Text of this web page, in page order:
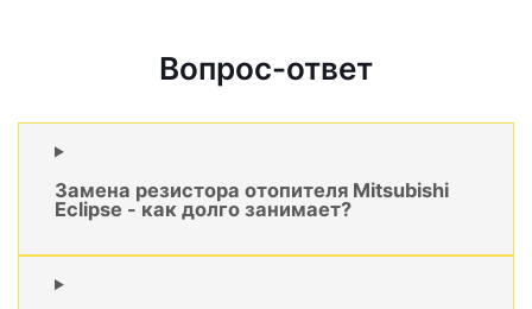
Вопрос-ответ
Замена резистора отопителя Mitsubishi
Eclipse - как долго занимает?